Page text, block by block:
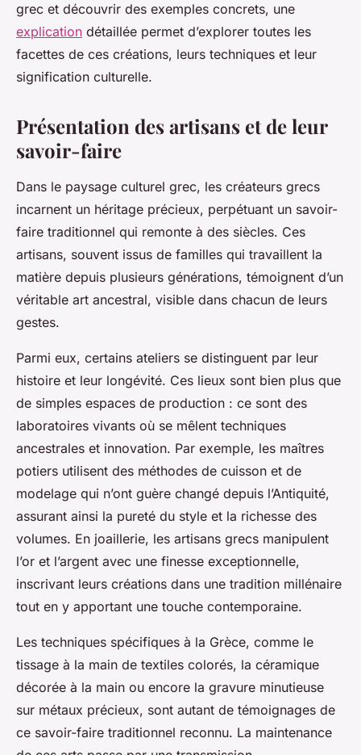
grec et découvrir des exemples concrets, une
explication détaillée permet d’explorer toutes les
facettes de ces créations, leurs techniques et leur
signification culturelle.
Présentation des artisans et de leur
savoir-faire
Dans le paysage culturel grec, les créateurs grecs
incarnent un héritage précieux, perpétuant un savoir-
faire traditionnel qui remonte à des siècles. Ces
artisans, souvent issus de familles qui travaillent la
matière depuis plusieurs générations, témoignent d’un
véritable art ancestral, visible dans chacun de leurs
gestes.
Parmi eux, certains ateliers se distinguent par leur
histoire et leur longévité. Ces lieux sont bien plus que
de simples espaces de production : ce sont des
laboratoires vivants où se mêlent techniques
ancestrales et innovation. Par exemple, les maîtres
potiers utilisent des méthodes de cuisson et de
modelage qui n’ont guère changé depuis l’Antiquité,
assurant ainsi la pureté du style et la richesse des
volumes. En joaillerie, les artisans grecs manipulent
l’or et l’argent avec une finesse exceptionnelle,
inscrivant leurs créations dans une tradition millénaire
tout en y apportant une touche contemporaine.
Les techniques spécifiques à la Grèce, comme le
tissage à la main de textiles colorés, la céramique
décorée à la main ou encore la gravure minutieuse
sur métaux précieux, sont autant de témoignages de
ce savoir-faire traditionnel reconnu. La maintenance